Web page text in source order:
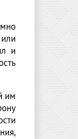
и
им